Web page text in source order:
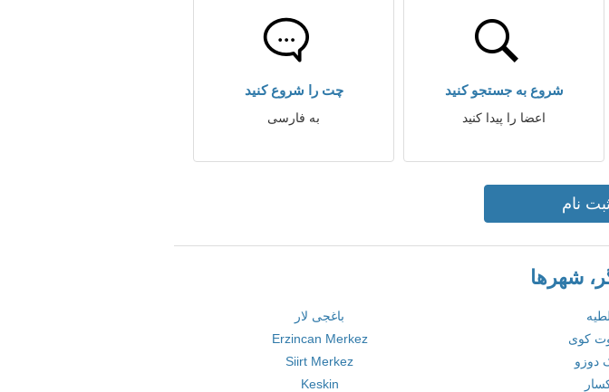
شروع به جستجو کنید
اعضا را پیدا کنید
چت را شروع کنید
به فارسی
نام
شهرها
باغجی لار
کوی
Erzincan Merkez
دوزو
Siirt Merkez
Keskin